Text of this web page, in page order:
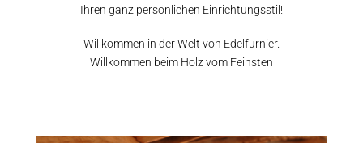
Ihren ganz persönlichen Einrichtungsstil!
Willkommen in der Welt von Edelfurnier.
Willkommen beim Holz vom Feinsten